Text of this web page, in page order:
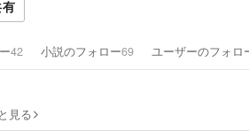
42 小説のフォロー69 ユーザーのフォロ
見る